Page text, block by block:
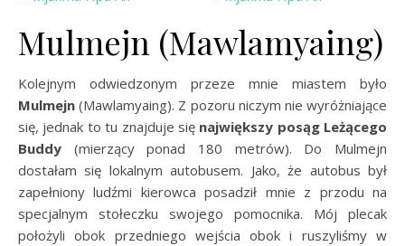
Mulmejn (Mawlamyaing)
Kolejnym odwiedzonym przeze mnie miastem było
Mulmejn (Mawlamyaing). Z pozoru niczym nie wyróżniające
się, jednak to tu znajduje się największy posąg Leżącego
Buddy (mierzący ponad 180 metrów). Do Mulmejn
dostałam się lokalnym autobusem. Jako, że autobus był
zapełniony ludźmi kierowca posadził mnie z przodu na
specjalnym stołeczku swojego pomocnika. Mój plecak
położyli obok przedniego wejścia obok i ruszyliśmy w